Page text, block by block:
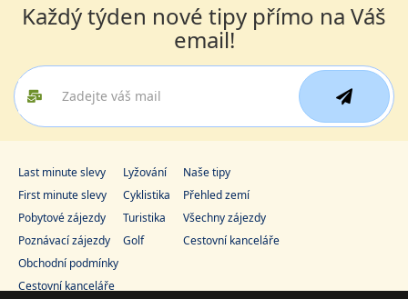
Každý týden nové tipy přímo na Váš
email!
Last minute slevy
First minute slevy
Pobytové zájezdy
Poznávací zájezdy
Lyžování
Cyklistika
Turistika
Golf
Naše tipy
Přehled zemí
Všechny zájezdy
Cestovní kanceláře
Obchodní podmínky
Cestovní kanceláře